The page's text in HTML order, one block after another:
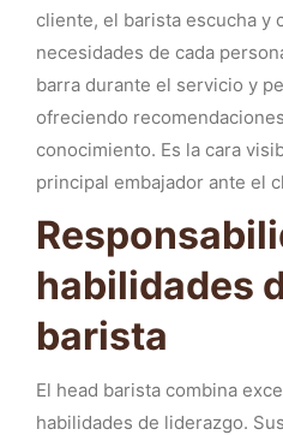
cliente, el barista escucha y
necesidades de cada
barra durante el servicio y
ofreciendo
conocimiento. Es la cara
principal embajador ante el
habilidades
barista
El head barista combina
habilidades de liderazgo.